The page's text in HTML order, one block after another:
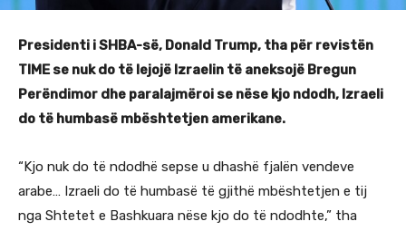
Presidenti i SHBA-së, Donald Trump, tha për revistën
TIME se nuk do të lejojë Izraelin të aneksojë Bregun
Perëndimor dhe paralajmëroi se nëse kjo ndodh, Izraeli
do të humbasë mbështetjen amerikane.
“Kjo nuk do të ndodhë sepse u dhashë fjalën vendeve
arabe… Izraeli do të humbasë të gjithë mbështetjen e tij
nga Shtetet e Bashkuara nëse kjo do të ndodhte,” tha